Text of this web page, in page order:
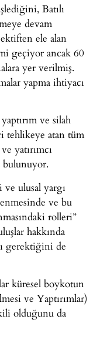
Batılı
devam
ele alan
geçiyor ancak 60
yer verilmiş.
yapma ihtiyacı
ve silah
tehlikeye atan tüm
yatırımcı
bulunuyor.
ve ulusal yargı
ve bu
rolleri”
hakkında
gerektiğini de
küresel boykotun
ve Yaptırımlar)
olduğunu da